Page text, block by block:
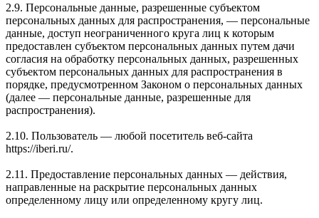
2.9. Персональные данные, разрешенные субъектом
персональных данных для распространения, — персональные
данные, доступ неограниченного круга лиц к которым
предоставлен субъектом персональных данных путем дачи
согласия на обработку персональных данных, разрешенных
субъектом персональных данных для распространения в
порядке, предусмотренном Законом о персональных данных
(далее — персональные данные, разрешенные для
распространения).
2.10. Пользователь — любой посетитель веб-сайта
https://iberi.ru/.
2.11. Предоставление персональных данных — действия,
направленные на раскрытие персональных данных
определенному лицу или определенному кругу лиц.